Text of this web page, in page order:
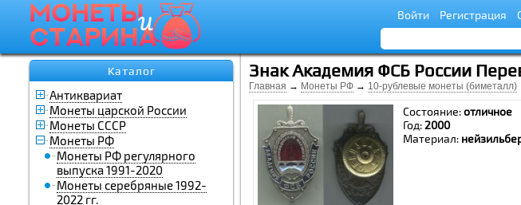
Войти Регистрация
Каталог
Антиквариат
Монеты царской России
Монеты СССР
Монеты РФ
Монеты РФ регулярного
выпуска 1991-2020
Монеты серебряные 1992-
2022 гг.
Знак Академия ФСБ России
Главная → Монеты РФ → 10-рублевые монеты (биметалл)
Состояние:отличное
Год:2000
Материал: